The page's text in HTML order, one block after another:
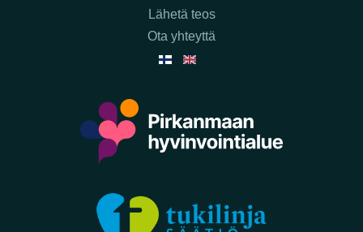
Lähetä teos
Ota yhteyttä